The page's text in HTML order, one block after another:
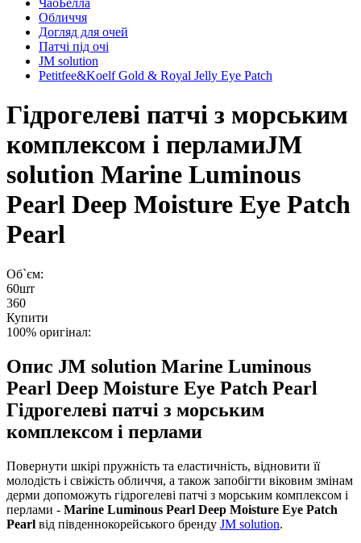
ЧаоБелла
Обличчя
Догляд для очей
Патчі під очі
JM solution
Petitfee&Koelf Gold & Royal Jelly Eye Patch
Гідрогелеві патчі з морським
комплексом і перламиJM
solution Marine Luminous
Pearl Deep Moisture Eye Patch
Pearl
Об`єм:
60шт
360
Купити
100% оригінал:
Опис JM solution Marine Luminous
Pearl Deep Moisture Eye Patch Pearl
Гідрогелеві патчі з морським
комплексом і перлами
Повернути шкірі пружність та еластичність, відновити її
молодість і свіжість обличчя, а також запобігти віковим змінам
дерми допоможуть гідрогелеві патчі з морським комплексом і
перлами - Marine Luminous Pearl Deep Moisture Eye Patch
Pearl від південнокорейського бренду JM solution.